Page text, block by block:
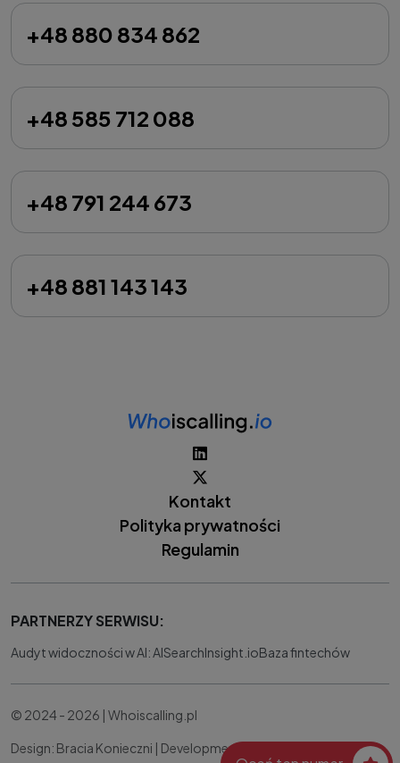
+48 880 834 862
+48 585 712 088
+48 791 244 673
+48 881 143 143
Kontakt
Polityka prywatności
Regulamin
PARTNERZY SERWISU:
Audyt widoczności w AI: AISearchInsight.ioBaza fintechów
© 2024 - 2026 | Whoiscalling.pl
Design: Bracia Konieczni | Development: